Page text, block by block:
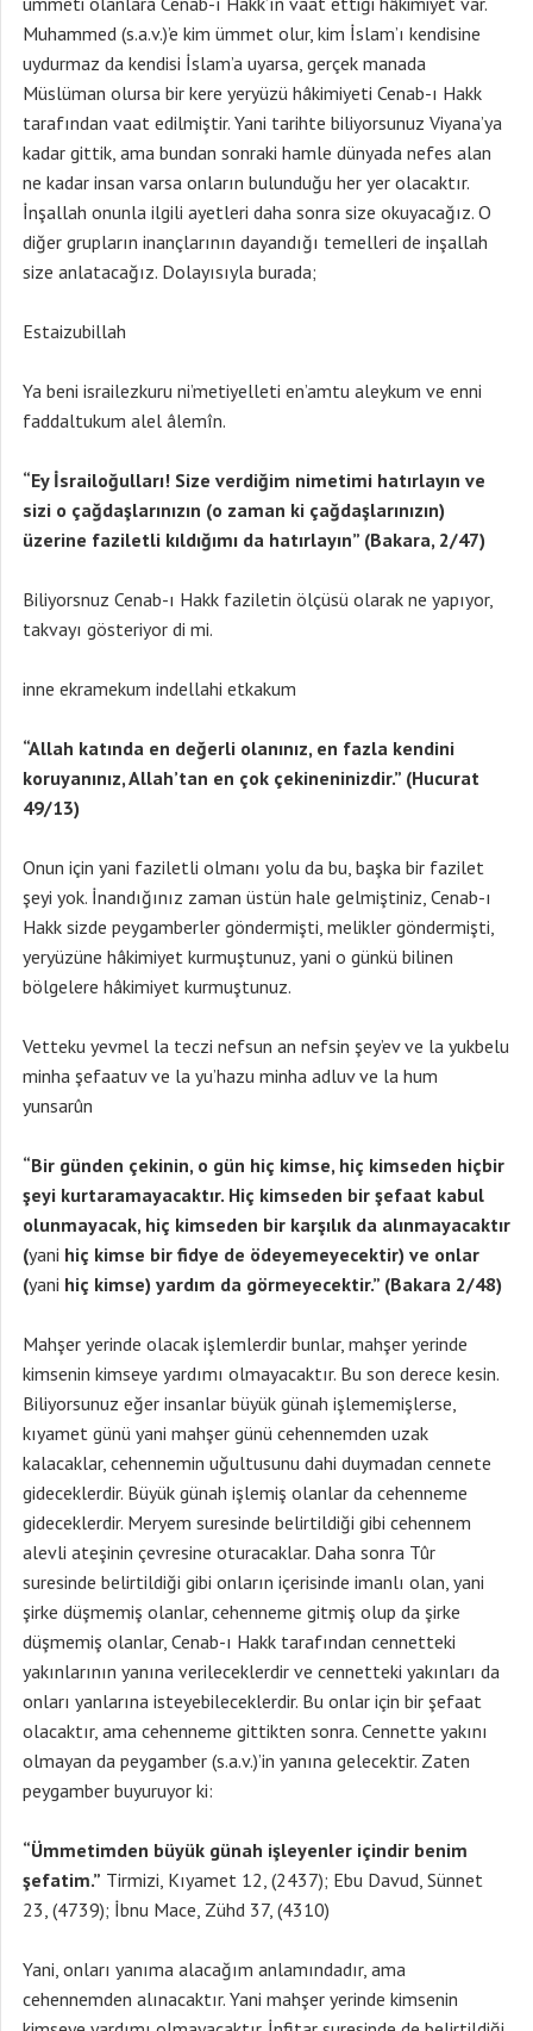
Muhammed (s.a.v.)’e kim ümmet olur, kim İslam’ı kendisine
uydurmaz da kendisi İslam’a uyarsa, gerçek manada
Müslüman olursa bir kere yeryüzü hâkimiyeti Cenab-ı Hakk
tarafından vaat edilmiştir. Yani tarihte biliyorsunuz Viyana’ya
kadar gittik, ama bundan sonraki hamle dünyada nefes alan
ne kadar insan varsa onların bulunduğu her yer olacaktır.
İnşallah onunla ilgili ayetleri daha sonra size okuyacağız. O
diğer grupların inançlarının dayandığı temelleri de inşallah
size anlatacağız. Dolayısıyla burada;
Estaizubillah
Ya beni israilezkuru ni’metiyelleti en’amtu aleykum ve enni
faddaltukum alel âlemîn.
“Ey İsrailoğulları! Size verdiğim nimetimi hatırlayın ve
sizi o çağdaşlarınızın (o zaman ki çağdaşlarınızın)
üzerine faziletli kıldığımı da hatırlayın” (Bakara, 2/47)
Biliyorsnuz Cenab-ı Hakk faziletin ölçüsü olarak ne yapıyor,
takvayı gösteriyor di mi.
inne ekramekum indellahi etkakum
“Allah katında en değerli olanınız, en fazla kendini
koruyanınız, Allah’tan en çok çekineninizdir.” (Hucurat
49/13)
Onun için yani faziletli olmanı yolu da bu, başka bir fazilet
şeyi yok. İnandığınız zaman üstün hale gelmiştiniz, Cenab-ı
Hakk sizde peygamberler göndermişti, melikler göndermişti,
yeryüzüne hâkimiyet kurmuştunuz, yani o günkü bilinen
bölgelere hâkimiyet kurmuştunuz.
Vetteku yevmel la teczi nefsun an nefsin şey’ev ve la yukbelu
minha şefaatuv ve la yu’hazu minha adluv ve la hum
yunsarûn
“Bir günden çekinin, o gün hiç kimse, hiç kimseden hiçbir
şeyi kurtaramayacaktır. Hiç kimseden bir şefaat kabul
olunmayacak, hiç kimseden bir karşılık da alınmayacaktır
(yani hiç kimse bir fidye de ödeyemeyecektir) ve onlar
(yani hiç kimse) yardım da görmeyecektir.” (Bakara 2/48)
Mahşer yerinde olacak işlemlerdir bunlar, mahşer yerinde
kimsenin kimseye yardımı olmayacaktır. Bu son derece kesin.
Biliyorsunuz eğer insanlar büyük günah işlememişlerse,
kıyamet günü yani mahşer günü cehennemden uzak
kalacaklar, cehennemin uğultusunu dahi duymadan cennete
gideceklerdir. Büyük günah işlemiş olanlar da cehenneme
gideceklerdir. Meryem suresinde belirtildiği gibi cehennem
alevli ateşinin çevresine oturacaklar. Daha sonra Tûr
suresinde belirtildiği gibi onların içerisinde imanlı olan, yani
şirke düşmemiş olanlar, cehenneme gitmiş olup da şirke
düşmemiş olanlar, Cenab-ı Hakk tarafından cennetteki
yakınlarının yanına verileceklerdir ve cennetteki yakınları da
onları yanlarına isteyebileceklerdir. Bu onlar için bir şefaat
olacaktır, ama cehenneme gittikten sonra. Cennette yakını
olmayan da peygamber (s.a.v.)’in yanına gelecektir. Zaten
peygamber buyuruyor ki:
“Ümmetimden büyük günah işleyenler içindir benim
şefatim.” Tirmizi, Kıyamet 12, (2437); Ebu Davud, Sünnet
23, (4739); İbnu Mace, Zühd 37, (4310)
Yani, onları yanıma alacağım anlamındadır, ama
cehennemden alınacaktır. Yani mahşer yerinde kimsenin